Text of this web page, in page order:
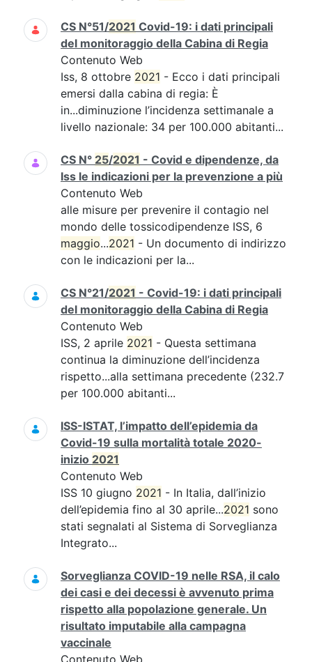
CS N°51/2021 Covid-19: i dati principali
del monitoraggio della Cabina di Regia
Contenuto Web
Iss, 8 ottobre 2021 - Ecco i dati principali
emersi dalla cabina di regia: È
in...diminuzione l’incidenza settimanale a
livello nazionale: 34 per 100.000 abitanti...
CS N° 25/2021 - Covid e dipendenze, da
Iss le indicazioni per la prevenzione a più
Contenuto Web
alle misure per prevenire il contagio nel
mondo delle tossicodipendenze ISS, 6
maggio...2021 - Un documento di indirizzo
con le indicazioni per la...
CS N°21/2021 - Covid-19: i dati principali
del monitoraggio della Cabina di Regia
Contenuto Web
ISS, 2 aprile 2021 - Questa settimana
continua la diminuzione dell’incidenza
rispetto...alla settimana precedente (232.7
per 100.000 abitanti...
ISS-ISTAT, l’impatto dell’epidemia da
Covid-19 sulla mortalità totale 2020-
inizio 2021
Contenuto Web
ISS 10 giugno 2021 - In Italia, dall’inizio
dell’epidemia fino al 30 aprile...2021 sono
stati segnalati al Sistema di Sorveglianza
Integrato...
Sorveglianza COVID-19 nelle RSA, il calo
dei casi e dei decessi è avvenuto prima
rispetto alla popolazione generale. Un
risultato imputabile alla campagna
vaccinale
Contenuto Web